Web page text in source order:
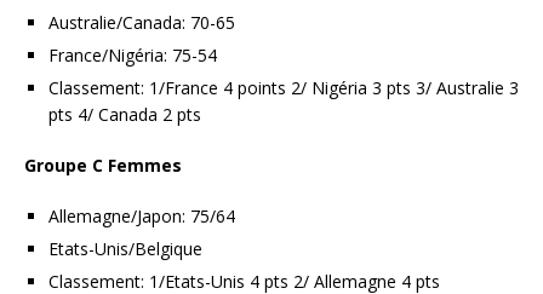
Australie/Canada: 70-65
France/Nigéria: 75-54
Classement: 1/France 4 points 2/ Nigéria 3 pts 3/ Australie 3
pts 4/ Canada 2 pts
Groupe C Femmes
Allemagne/Japon: 75/64
Etats-Unis/Belgique
Classement: 1/Etats-Unis 4 pts 2/ Allemagne 4 pts